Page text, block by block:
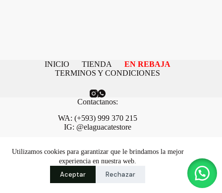
Utilizamos cookies para garantizar que le brindamos la mejor
experiencia en nuestra web.
Aceptar Rechazar
INICIO TIENDA
EN REBAJA
TERMINOS Y CONDICIONES
Contactanos:
WA: (+593) 999 370 215
IG: @elaguacatestore
Necesitas ayuda o tienes una duda?
Contactanos: avoshopper@gmail.com
Copyright © 2026 - aguacate -Creative Themes